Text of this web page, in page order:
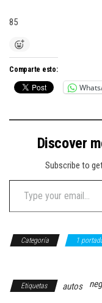
85
Comparte esto:
Discover
Subscribe to
Type your email…
Categoría 1
Etiquetas autos